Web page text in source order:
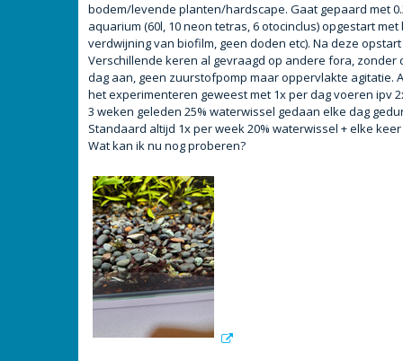
c
h
t
bodem/levende planten/hardscape. Gaat gepaard met
aquarium (60l, 10 neon tetras, 6 otocinclus) opgestart
verdwijning van biofilm, geen doden etc). Na deze
Verschillende keren al gevraagd op andere fora, zonder
dag aan, geen zuurstofpomp maar oppervlakte agitatie.
het experimenteren geweest met 1x per dag voeren ipv
3 weken geleden 25% waterwissel gedaan elke dag
Standaard altijd 1x per week 20% waterwissel + elke
Wat kan ik nu nog proberen?